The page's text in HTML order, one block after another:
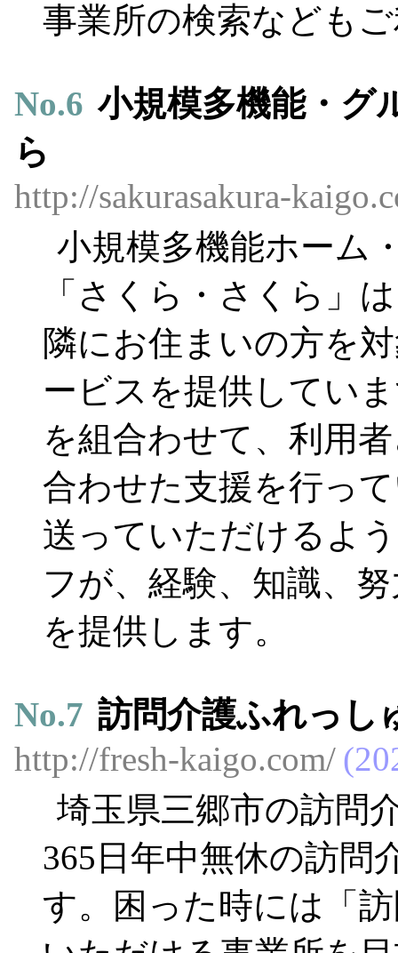
事業所の検索なども
No.6 小規模多機能・
ら
http://sakurasakura-
小規模多機能ホーム
「さくら・さくら」
隣にお住まいの方を
ービスを提供してい
を組合わせて、利用
合わせた支援を行っ
送っていただけるよ
フが、経験、知識、
を提供します。
No.7 訪問介護ふれっし
http://fresh-kaigo.com/
埼玉県三郷市の訪問
365日年中無休の訪問
す。困った時には「